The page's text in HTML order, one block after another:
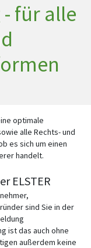
für alle
optimale
alle Rechts- und
es sich um einen
handelt.
ELSTER
sind Sie in der
ist das auch ohne
außerdem keine